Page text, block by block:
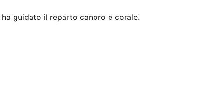
ha guidato il reparto canoro e corale.